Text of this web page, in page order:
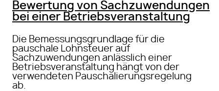
Bewertung von Sachzuwendungen
bei einer Betriebsveranstaltung
Die Bemessungsgrundlage für die
pauschale Lohnsteuer auf
Sachzuwendungen anlässlich einer
Betriebsveranstaltung hängt von der
verwendeten Pauschalierungsregelung
ab.